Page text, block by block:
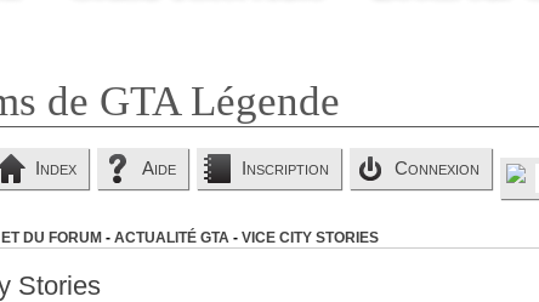
de GTA Légende
Index Aide Inscription Connexion
DU FORUM - ACTUALITÉ GTA - VICE CITY STORIES
Stories